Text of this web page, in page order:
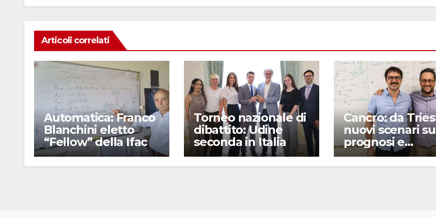
k
Articoli correlati
Automatica: Franco
Blanchini eletto
“Fellow” della Ifac
Torneo nazionale di
dibattito: Udine
seconda in Italia
Cancro: da
nuovi scenari su
prognosi e
metastasi